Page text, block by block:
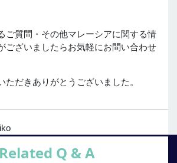
ご質問・その他マレーシアに関する情
ございましたらお気軽にお問い合わせ
ただきありがとうございました。
Related Q & A